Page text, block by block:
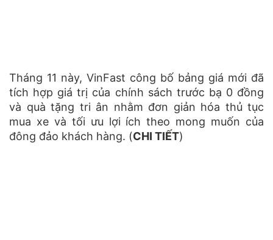
Tháng 11 này, VinFast công bố bảng giá mới đã
tích hợp giá trị của chính sách trước bạ 0 đồng
và quà tặng tri ân nhằm đơn giản hóa thủ tục
mua xe và tối ưu lợi ích theo mong muốn của
đông đảo khách hàng. (CHI TIẾT)